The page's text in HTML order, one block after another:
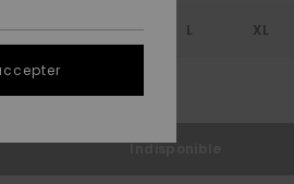
S M L XL
le Guide des tailles
Indisponible